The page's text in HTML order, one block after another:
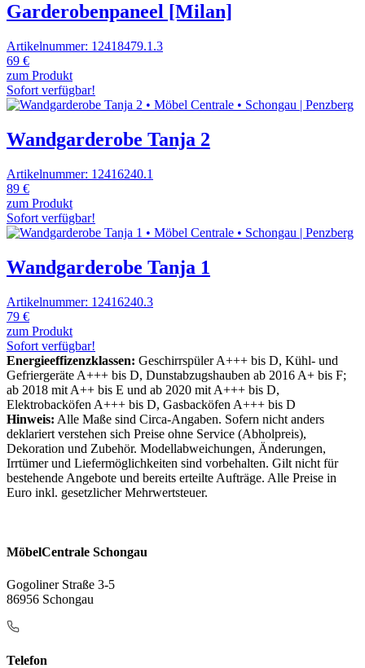
Garderobenpaneel [Milan]
Artikelnummer: 12418479.1.3
69 €
zum Produkt
Sofort verfügbar!
Wandgarderobe Tanja 2
Artikelnummer: 12416240.1
89 €
zum Produkt
Sofort verfügbar!
Wandgarderobe Tanja 1
Artikelnummer: 12416240.3
79 €
zum Produkt
Sofort verfügbar!
Energieeffizenzklassen: Geschirrspüler A+++ bis D, Kühl- und
Gefriergeräte A+++ bis D, Dunstabzugshauben ab 2016 A+ bis F;
ab 2018 mit A++ bis E und ab 2020 mit A+++ bis D,
Elektrobacköfen A+++ bis D, Gasbacköfen A+++ bis D
Hinweis: Alle Maße sind Circa-Angaben. Sofern nicht anders
deklariert verstehen sich Preise ohne Service (Abholpreis),
Dekoration und Zubehör. Modellabweichungen, Änderungen,
Irrtümer und Liefermöglichkeiten sind vorbehalten. Gilt nicht für
bestehende Angebote und bereits erteilte Aufträge. Alle Preise in
Euro inkl. gesetzlicher Mehrwertsteuer.
MöbelCentrale Schongau
Gogoliner Straße 3-5
86956 Schongau
Telefon